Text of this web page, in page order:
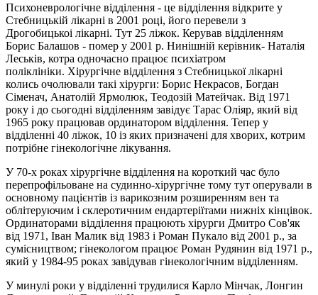
Психоневрологічне відділення - це відділення відкрите у
Стебницькій лікарні в 2001 році, його перевели з
Дрогобицькоі лікарні. Тут 25 ліжок. Керував відділенням
Борис Балашов - помер у 2001 р. Нинішній керівник- Наталія
Леськів, котра одночасно працює психіатром
поліклініки. Хірургічне відділення з Стебницької лікарні
колись очолювали такі хірурги: Борис Некрасов, Богдан
Сіменач, Анатолій Ярмолюк, Теодозій Матейчак. Від 1971
року і до сьогодні відділенням завідує Тарас Оліяр, який від
1965 року працював ординатором відділення. Тепер у
відділенні 40 ліжок, 10 із яких призначені для хворих, котрим
потрібне гінекологічне лікування.
У 70-х роках хірургічне відділення на короткий час було
перепрофільоване на судинно-хірургічне тому тут оперували в
основному пацієнтів із варикозним розширенням вен та
облітеруючим і склеротичним ендартеріїтами нижніх кінцівок.
Ординаторами відділення працюють хірурги Дмитро Сов'як
від 1971, Іван Малик від 1983 і Роман Пукало від 2001 р., за
сумісництвом; гінекологом працює Роман Рудянин від 1971 р.,
який у 1984-95 роках завідував гінекологічним відділенням.
У минулі роки у відділенні трудилися Карло Мінчак, Лонгин